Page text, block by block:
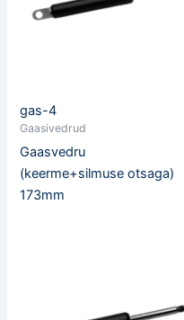
gas-4
Gaasivedrud
Gaasvedru
(keerme+silmuse otsaga)
173mm